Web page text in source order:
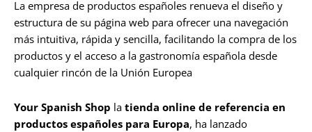
La empresa de productos españoles renueva el diseño y
estructura de su página web para ofrecer una navegación
más intuitiva, rápida y sencilla, facilitando la compra de los
productos y el acceso a la gastronomía española desde
cualquier rincón de la Unión Europea
Your Spanish Shop la tienda online de referencia en
productos españoles para Europa, ha lanzado